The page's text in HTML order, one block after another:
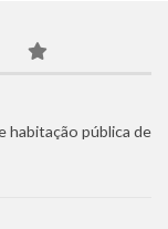
habitação pública de